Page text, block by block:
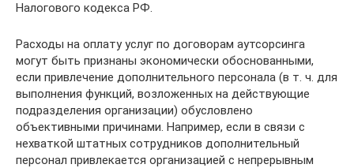
Налогового кодекса РФ.
Расходы на оплату услуг по договорам аутсорсинга
могут быть признаны экономически обоснованными,
если привлечение дополнительного персонала (в т. ч. для
выполнения функций, возложенных на действующие
подразделения организации) обусловлено
объективными причинами. Например, если в связи с
нехваткой штатных сотрудников дополнительный
персонал привлекается организацией с непрерывным